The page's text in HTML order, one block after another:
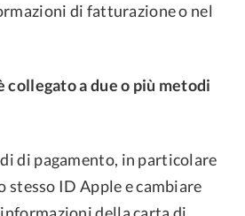
di fatturazione o nel
collegato a due o più metodi
di pagamento, in particolare
stesso ID Apple e cambiare